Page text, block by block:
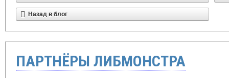
Назад в блог
ПАРТНЁРЫ ЛИБМОНСТРА